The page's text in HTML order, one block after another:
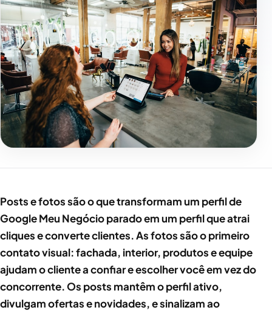
Posts e fotos são o que transformam um perfil de
Google Meu Negócio parado em um perfil que atrai
cliques e converte clientes. As fotos são o primeiro
contato visual: fachada, interior, produtos e equipe
ajudam o cliente a confiar e escolher você em vez do
concorrente. Os posts mantêm o perfil ativo,
divulgam ofertas e novidades, e sinalizam ao